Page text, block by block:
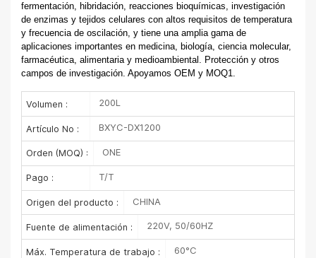
fermentación, hibridación, reacciones bioquímicas, investigación
de enzimas y tejidos celulares con altos requisitos de temperatura
y frecuencia de oscilación, y tiene una amplia gama de
aplicaciones importantes en medicina, biología, ciencia molecular,
farmacéutica, alimentaria y medioambiental. Protección y otros
campos de investigación. Apoyamos OEM y MOQ1.
Volumen : 200L
Artículo No : BXYC-DX1200
Orden (MOQ) : ONE
Pago : T/T
Origen del producto : CHINA
Fuente de alimentación : 220V, 50/60HZ
Máx. Temperatura de trabajo : 60°C